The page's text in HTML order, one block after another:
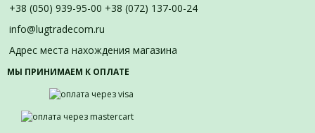
+38 (050) 939-95-00 +38 (072) 137-00-24
info@lugtradecom.ru
Адрес места нахождения магазина
МЫ ПРИНИМАЕМ К ОПЛАТЕ